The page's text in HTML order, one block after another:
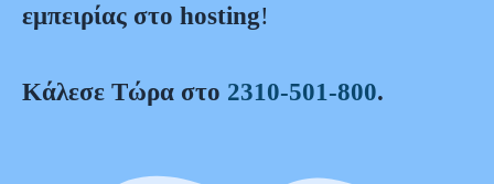
εμπειρίας στο hosting!
Κάλεσε Τώρα στο 2310-501-800.